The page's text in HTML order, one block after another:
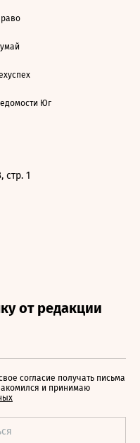
Юг
стр. 1
согласие получать письма
и принимаю